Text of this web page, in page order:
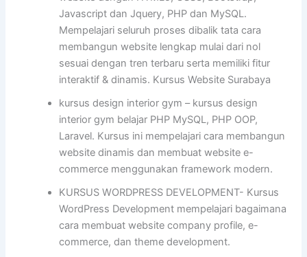
Javascript dan Jquery, PHP dan MySQL.
Mempelajari seluruh proses dibalik tata cara
membangun website lengkap mulai dari nol
sesuai dengan tren terbaru serta memiliki fitur
interaktif & dinamis. Kursus Website Surabaya
kursus design interior gym – kursus design
interior gym belajar PHP MySQL, PHP OOP,
Laravel. Kursus ini mempelajari cara membangun
website dinamis dan membuat website e-
commerce menggunakan framework modern.
KURSUS WORDPRESS DEVELOPMENT- Kursus
WordPress Development mempelajari bagaimana
cara membuat website company profile, e-
commerce, dan theme development.